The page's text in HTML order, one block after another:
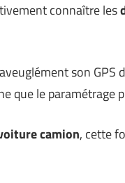
connaître les
son
que le paramétrage
camion, cette